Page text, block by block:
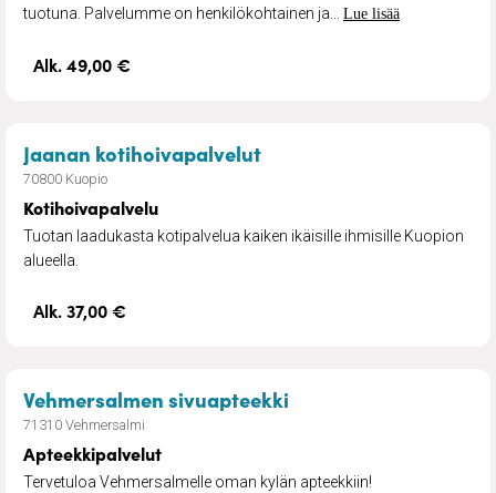
tuotuna. Palvelumme on henkilökohtainen ja... Lue lisää
Alk. 49,00 €
Jaanan kotihoivapalvelut– Kotihoivapalvelu
70800 Kuopio
Kotihoivapalvelu
Tuotan laadukasta kotipalvelua kaiken ikäisille ihmisille Kuopion
alueella.
Alk. 37,00 €
Vehmersalmen sivuapteekki
71310 Vehmersalmi
Apteekkipalvelut
Tervetuloa Vehmersalmelle oman kylän apteekkiin!